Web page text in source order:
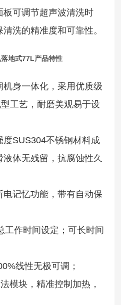
可调节超声波清洗时
洗的精准度和可靠性。
地式77L产品特性
身一体化，采用优质级
工艺，耐磨美观易于设
度SUS304不锈钢材料成
体无残留，抗腐蚀性久
记忆功能，带有自动保
工作时间设定；可长时间
线性无极可调；
模块，精准控制加热，